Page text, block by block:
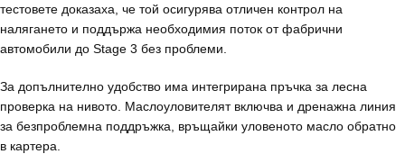
тестовете доказаха, че той осигурява отличен контрол на
налягането и поддържа необходимия поток от фабрични
автомобили до Stage 3 без проблеми.
За допълнително удобство има интегрирана пръчка за лесна
проверка на нивото. Маслоуловителят включва и дренажна линия
за безпроблемна поддръжка, връщайки уловеното масло обратно
в картера.